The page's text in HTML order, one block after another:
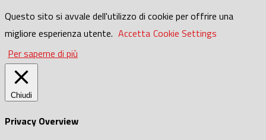
Questo sito si avvale dell'utilizzo di cookie per offrire una
migliore esperienza utente. Accetta Cookie Settings
Per saperne di più
Chiudi
Privacy Overview